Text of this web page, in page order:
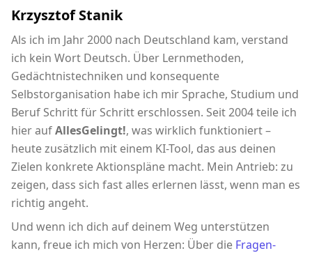
Krzysztof Stanik
Als ich im Jahr 2000 nach Deutschland kam, verstand
ich kein Wort Deutsch. Über Lernmethoden,
Gedächtnistechniken und konsequente
Selbstorganisation habe ich mir Sprache, Studium und
Beruf Schritt für Schritt erschlossen. Seit 2004 teile ich
hier aufAllesGelingt!, was wirklich funktioniert –
heute zusätzlich mit einem KI-Tool, das aus deinen
Zielen konkrete Aktionspläne macht. Mein Antrieb: zu
zeigen, dass sich fast alles erlernen lässt, wenn man es
richtig angeht.
Und wenn ich dich auf deinem Weg unterstützen
kann, freue ich mich von Herzen: Über die Fragen-